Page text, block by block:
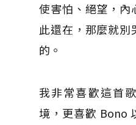
使害怕、絕望，內
此還在，那麼就
的。
我非常喜歡這首
境，更喜歡 Bono